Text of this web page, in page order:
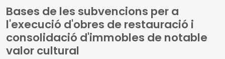
Bases de les subvencions per a
l'execució d'obres de restauració i
consolidació d'immobles de notable
valor cultural